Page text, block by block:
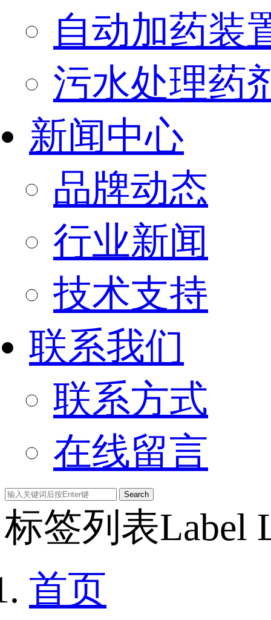
自动加药装
污水处理药
新闻中心
品牌动态
行业新闻
技术支持
联系我们
联系方式
在线留言
Search
标签列表Label
首页